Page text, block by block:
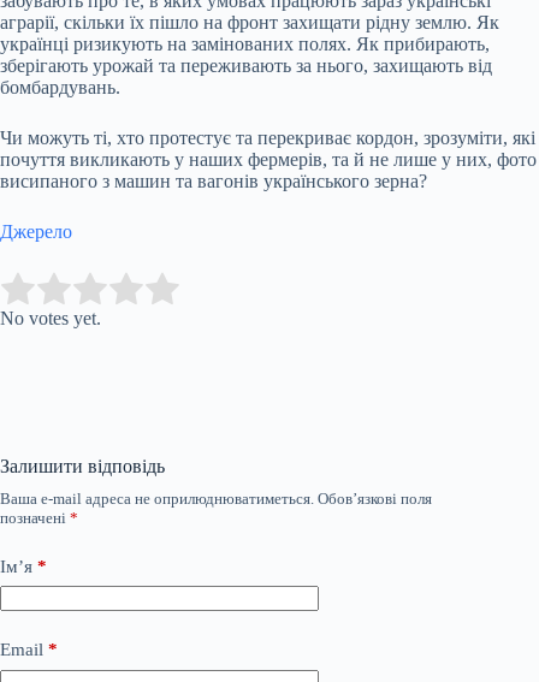
аграрії, скільки їх пішло на фронт захищати рідну землю. Як
українці ризикують на замінованих полях. Як прибирають,
зберігають урожай та переживають за нього, захищають від
бомбардувань.
Чи можуть ті, хто протестує та перекриває кордон, зрозуміти, які
почуття викликають у наших фермерів, та й не лише у них, фото
висипаного з машин та вагонів українського зерна?
Джерело
Rate this item:
No votes yet.
Залишити відповідь
Ваша e-mail адреса не оприлюднюватиметься. Обов’язкові поля
позначені *
Ім’я *
Email *